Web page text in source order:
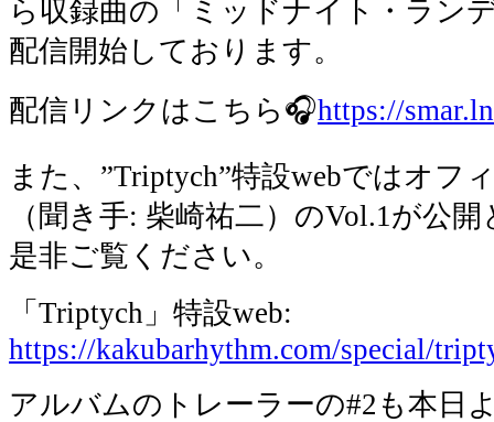
ら収録曲の「ミッドナイト・ラン
配信開始しております。
配信リンクはこちら🎧https://
また、”Triptych”特設webではオフ
（聞き手: 柴崎祐二）のVol.1が公
是非ご覧ください。
「Triptych」特設web:
https://kakubarhythm.com/special/
アルバムのトレーラーの#2も本日